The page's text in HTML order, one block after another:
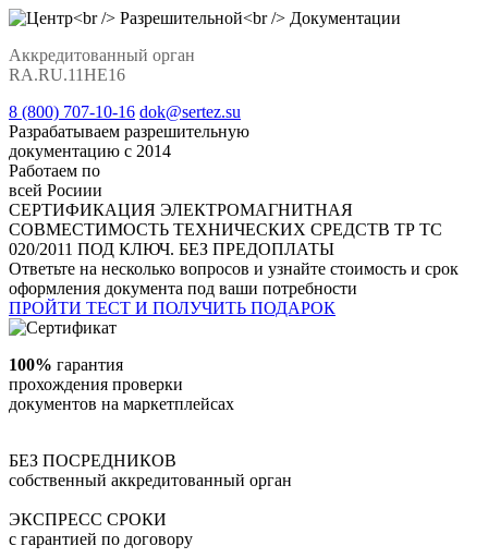
Аккредитованный орган
RA.RU.11НЕ16
8 (800) 707-10-16 dok@sertez.su
Разрабатываем разрешительную
документацию с 2014
Работаем по
всей Росиии
СЕРТИФИКАЦИЯ ЭЛЕКТРОМАГНИТНАЯ
СОВМЕСТИМОСТЬ ТЕХНИЧЕСКИХ СРЕДСТВ ТР ТС
020/2011 ПОД КЛЮЧ. БЕЗ ПРЕДОПЛАТЫ
Ответьте на несколько вопросов и узнайте стоимость и срок
оформления документа под ваши потребности
ПРОЙТИ ТЕСТ И ПОЛУЧИТЬ ПОДАРОК
100% гарантия
прохождения проверки
документов на маркетплейсах
БЕЗ ПОСРЕДНИКОВ
собственный аккредитованный орган
ЭКСПРЕСС СРОКИ
с гарантией по договору